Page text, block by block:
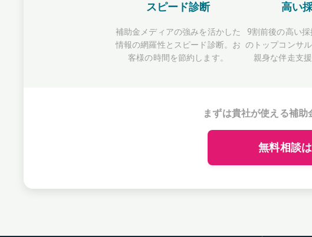
スピード診断
補助金メディアの強みを活かした
情報の網羅性とスピード診断。お
客様の時間を節約します。
高い
9割前後の高い
のトップコンサ
親身な伴走支援
まずは貴社が使える補助
無料相談